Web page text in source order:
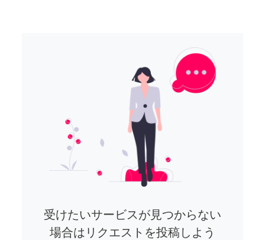
受けたいサービスが見つからない
場合はリクエストを投稿しよう